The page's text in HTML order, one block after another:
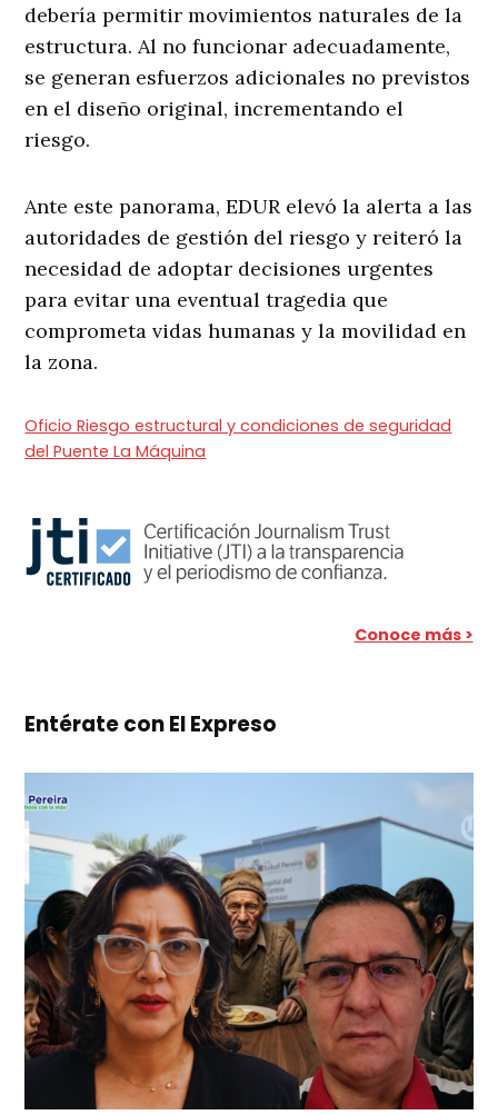
debería permitir movimientos naturales de la
estructura. Al no funcionar adecuadamente,
se generan esfuerzos adicionales no previstos
en el diseño original, incrementando el
riesgo.
Ante este panorama, EDUR elevó la alerta a las
autoridades de gestión del riesgo y reiteró la
necesidad de adoptar decisiones urgentes
para evitar una eventual tragedia que
comprometa vidas humanas y la movilidad en
la zona.
Oficio Riesgo estructural y condiciones de seguridad
del Puente La Máquina
Conoce más >
Entérate con El Expreso